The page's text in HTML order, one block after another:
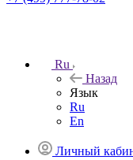
Ru
Назад
Язык
Ru
En
Личный